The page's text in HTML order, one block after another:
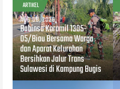
ARTIKEL
AUG 08, 2026
Babinsa Koramil 1305-
05/Biau Bersama Warga
dan Aparat Kelurahan
Bersihkan Jalur Trans
Sulawesi di Kampung Bugis